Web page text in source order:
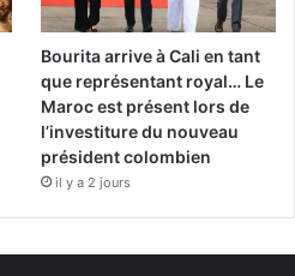
Bourita arrive à Cali en tant
que représentant royal… Le
Maroc est présent lors de
l’investiture du nouveau
président colombien
il y a 2 jours